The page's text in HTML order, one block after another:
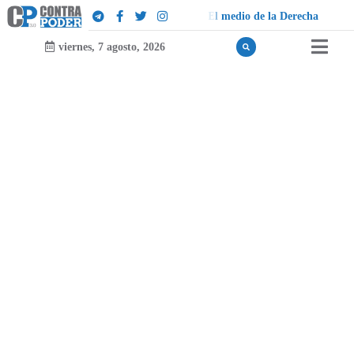
edio de la Derecha
viernes, 7 agosto, 2026